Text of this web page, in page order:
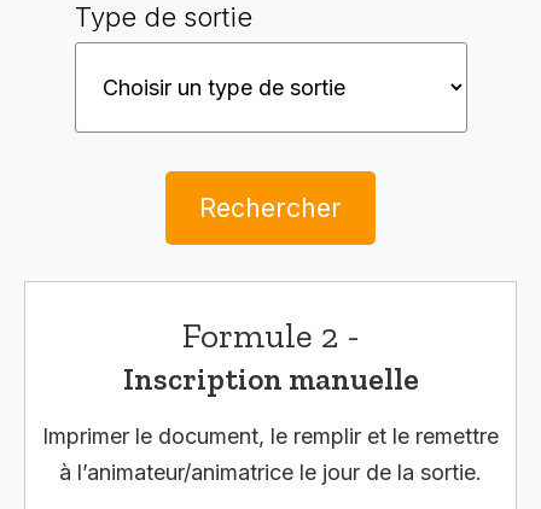
Type de sortie
Rechercher
Formule 2 -
Inscription manuelle
Imprimer le document, le remplir et le remettre
à l’animateur/animatrice le jour de la sortie.